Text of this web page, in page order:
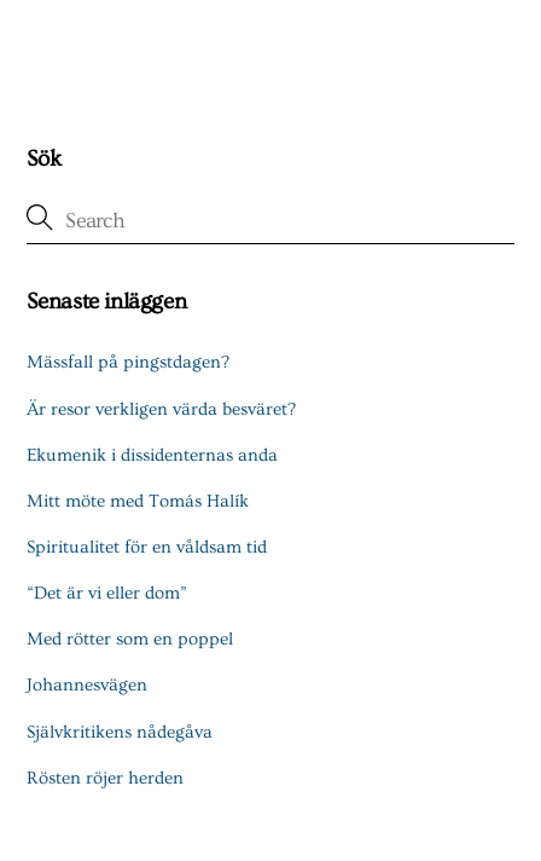
Sök
Senaste inläggen
Mässfall på pingstdagen?
Är resor verkligen värda besväret?
Ekumenik i dissidenternas anda
Mitt möte med Tomás Halík
Spiritualitet för en våldsam tid
“Det är vi eller dom”
Med rötter som en poppel
Johannesvägen
Självkritikens nådegåva
Rösten röjer herden